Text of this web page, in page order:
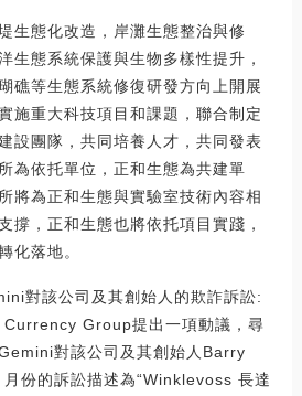
生態化改造，岸灘生態整治與修
生態系統保護與生物多樣性提升，
礁等生態系統修復研發方向上開展
施重大科技項目和課題，聯合制定
設團隊，共同培養人才，共同發表
為依托單位，正和生態為共建單
將為正和生態與實驗室技術內容相
撐，正和生態也將依托項目實踐，
化落地。
對該公司及其創始人的欺詐訴訟:
Group提出一項動議，尋
對該公司及其創始人Barry
份的訴訟描述為“Winklevoss 長達